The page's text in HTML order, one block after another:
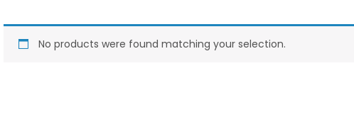
No products were found matching your selection.